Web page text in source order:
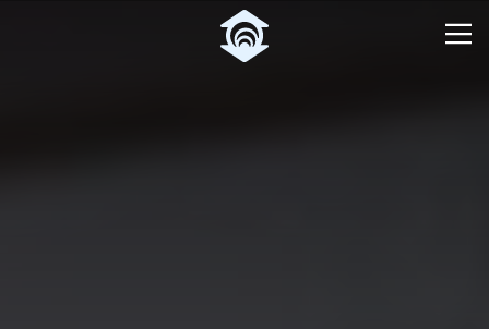
Pular para o Conteúdo principal